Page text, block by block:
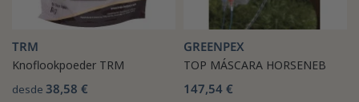
TRM
Knoflookpoeder TRM
desde 38,58 €
GREENPEX
TOP MÁSCARA HORSENEB
147,54 €